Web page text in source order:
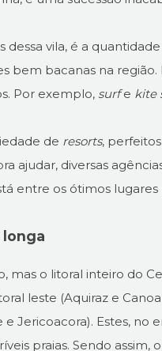
dessa vila, é a
bem bacanas na
Por exemplo, surfe kite
de resorts,
ajudar, diversas
entre os ótimos lugares
longa
o litoral inteiro do
leste (Aquiraz e
Jericoacora). Estes,
praias. Sendo